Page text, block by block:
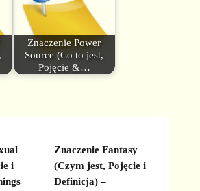
Znaczenie Power
Source (Co to jest,
Pojęcie &…
i
Znaczenie Fantasy
(Czym jest, Pojęcie i
Definicja) –